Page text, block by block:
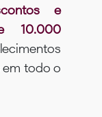
e
10.000
em todo o